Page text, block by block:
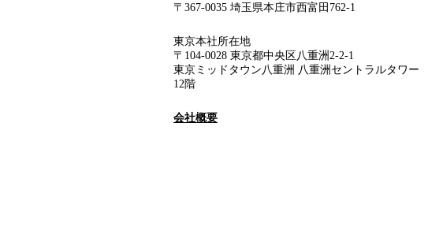
〒367-0035 埼玉県本庄市西富田762-1
東京本社所在地
〒104-0028 東京都中央区八重洲2-2-1
東京ミッドタウン八重洲 八重洲セントラルタワー
12階
会社概要